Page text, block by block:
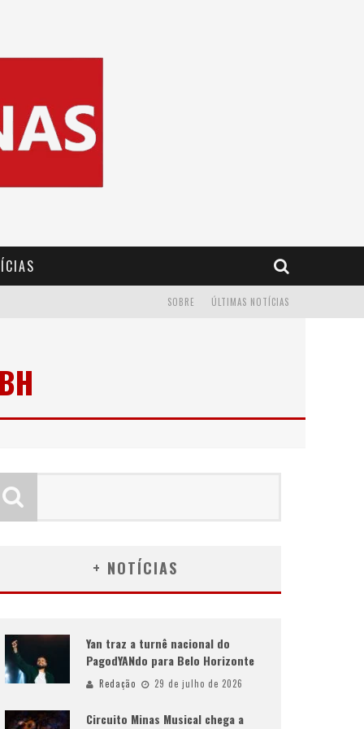
ÚLTIMAS NOTÍCIAS
SOBRE
+ NOTÍCIAS
Yan traz a turnê nacional do
PagodYANdo para Belo Horizonte
Redação 29 de julho de 2026
Circuito Minas Musical chega a